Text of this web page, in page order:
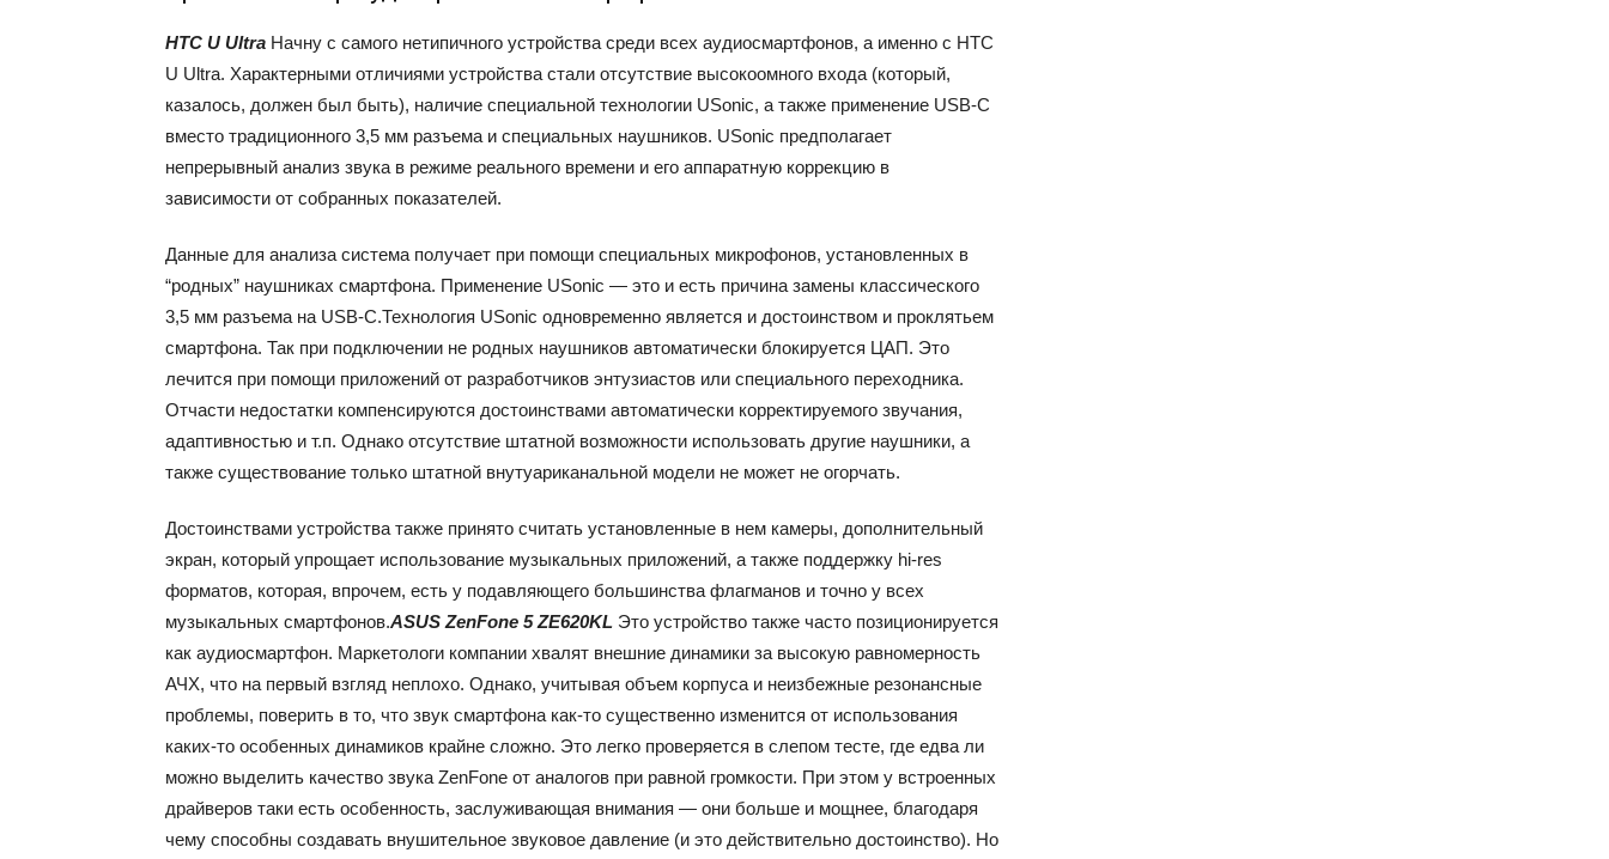
HTC U Ultra Начну с самого нетипичного устройства среди всех аудиосмартфонов, а именно с HTC
U Ultra. Характерными отличиями устройства стали отсутствие высокоомного входа (который,
казалось, должен был быть), наличие специальной технологии USonic, а также применение USB-C
вместо традиционного 3,5 мм разъема и специальных наушников. USonic предполагает
непрерывный анализ звука в режиме реального времени и его аппаратную коррекцию в
зависимости от собранных показателей.
Данные для анализа система получает при помощи специальных микрофонов, установленных в
“родных” наушниках смартфона. Применение USonic — это и есть причина замены классического
3,5 мм разъема на USB-C.Технология USonic одновременно является и достоинством и проклятьем
смартфона. Так при подключении не родных наушников автоматически блокируется ЦАП. Это
лечится при помощи приложений от разработчиков энтузиастов или специального переходника.
Отчасти недостатки компенсируются достоинствами автоматически корректируемого звучания,
адаптивностью и т.п. Однако отсутствие штатной возможности использовать другие наушники, а
также существование только штатной внутуариканальной модели не может не огорчать.
Достоинствами устройства также принято считать установленные в нем камеры, дополнительный
экран, который упрощает использование музыкальных приложений, а также поддержку hi-res
форматов, которая, впрочем, есть у подавляющего большинства флагманов и точно у всех
музыкальных смартфонов.ASUS ZenFone 5 ZE620KL Это устройство также часто позиционируется
как аудиосмартфон. Маркетологи компании хвалят внешние динамики за высокую равномерность
АЧХ, что на первый взгляд неплохо. Однако, учитывая объем корпуса и неизбежные резонансные
проблемы, поверить в то, что звук смартфона как-то существенно изменится от использования
каких-то особенных динамиков крайне сложно. Это легко проверяется в слепом тесте, где едва ли
можно выделить качество звука ZenFone от аналогов при равной громкости. При этом у встроенных
драйверов таки есть особенность, заслуживающая внимания — они больше и мощнее, благодаря
чему способны создавать внушительное звуковое давление (и это действительно достоинство). Но